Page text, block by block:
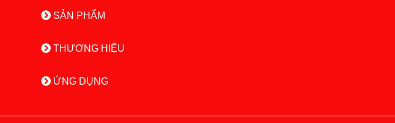
SẢN PHẨM
THƯƠNG HIỆU
ỨNG DỤNG